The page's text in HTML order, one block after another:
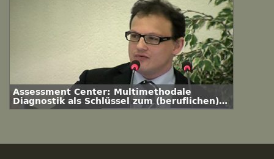
Assessment Center: Multimethodale
Diagnostik als Schlüssel zum (beruflichen)
Erfolg